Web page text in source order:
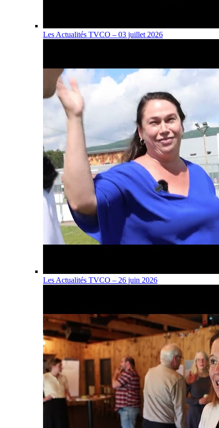
Les Actualités TVCO – 03 juillet 2026
Les Actualités TVCO – 26 juin 2026